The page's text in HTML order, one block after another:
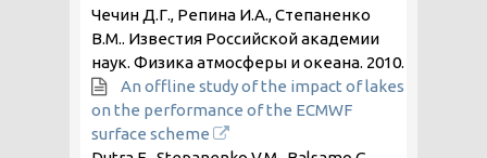
Чечин Д.Г., Репина И.А., Степаненко
В.М.. Известия Российской академии
наук. Физика атмосферы и океана. 2010.
An offline study of the impact of lakes
on the performance of the ECMWF
surface scheme